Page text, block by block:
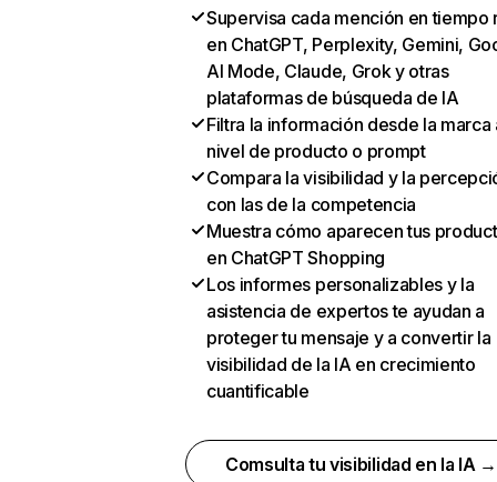
Supervisa cada mención en tiempo
en ChatGPT, Perplexity, Gemini,
AI Mode, Claude, Grok y otras
plataformas de búsqueda de IA
Filtra la información desde la marca
nivel de producto o prompt
Compara la visibilidad y la
con las de la competencia
Muestra cómo aparecen tus
en ChatGPT Shopping
Los informes personalizables y la
asistencia de expertos te ayudan a
proteger tu mensaje y a convertir la
visibilidad de la IA en crecimiento
cuantificable
Comsulta tu visibilidad en la IA →